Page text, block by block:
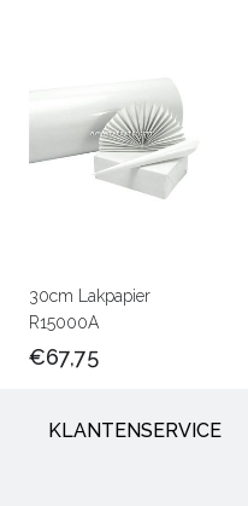
30cm Lakpapier
R15000A
€67,75
KLANTENSERVICE